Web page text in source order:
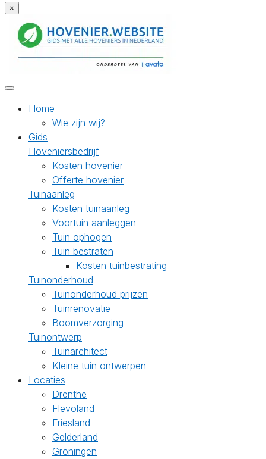
×
Home
Wie zijn wij?
Gids
Hoveniersbedrijf
Kosten hovenier
Offerte hovenier
Tuinaanleg
Kosten tuinaanleg
Voortuin aanleggen
Tuin ophogen
Tuin bestraten
Kosten tuinbestrating
Tuinonderhoud
Tuinonderhoud prijzen
Tuinrenovatie
Boomverzorging
Tuinontwerp
Tuinarchitect
Kleine tuin ontwerpen
Locaties
Drenthe
Flevoland
Friesland
Gelderland
Groningen